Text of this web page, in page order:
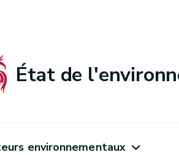
État de
environnementaux